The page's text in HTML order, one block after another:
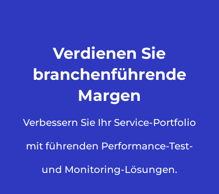
Verdienen Sie
branchenführende
Margen
Verbessern Sie Ihr Service-Portfolio
mit führenden Performance-Test-
und Monitoring-Lösungen.